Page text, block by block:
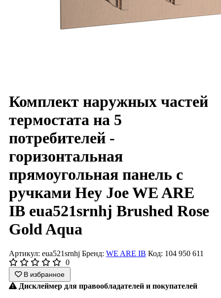
Комплект наружных частей
термостата на 5
потребителей -
горизонтальная
прямоугольная панель с
ручками Hey Joe WE ARE
IB eua521srnhj Brushed Rose
Gold Aqua
Артикул: eua521srnhj Бренд: WE ARE IB Код: 104 950 611
0
В избранное
Дисклеймер для правообладателей и покупателей